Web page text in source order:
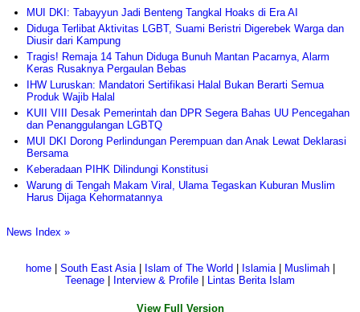
MUI DKI: Tabayyun Jadi Benteng Tangkal Hoaks di Era AI
Diduga Terlibat Aktivitas LGBT, Suami Beristri Digerebek Warga dan
Diusir dari Kampung
Tragis! Remaja 14 Tahun Diduga Bunuh Mantan Pacarnya, Alarm
Keras Rusaknya Pergaulan Bebas
IHW Luruskan: Mandatori Sertifikasi Halal Bukan Berarti Semua
Produk Wajib Halal
KUII VIII Desak Pemerintah dan DPR Segera Bahas UU Pencegahan
dan Penanggulangan LGBTQ
MUI DKI Dorong Perlindungan Perempuan dan Anak Lewat Deklarasi
Bersama
Keberadaan PIHK Dilindungi Konstitusi
Warung di Tengah Makam Viral, Ulama Tegaskan Kuburan Muslim
Harus Dijaga Kehormatannya
News Index »
home| South East Asia| Islam of The World Islamia| Muslimah|
Teenage
Interview & Profile Lintas Berita Islam
View Full Version